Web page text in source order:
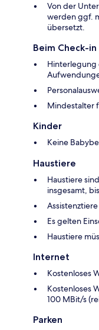
Von der
werden ggf.
übersetzt.
Beim Check-
Hinterlegung
Mindestalter
Kinder
Keine
Haustiere
Haustiere
insgesamt,
Es gelten
Haustiere
Internet
Kostenloses
Kostenloses
100 MBit/s
Parken